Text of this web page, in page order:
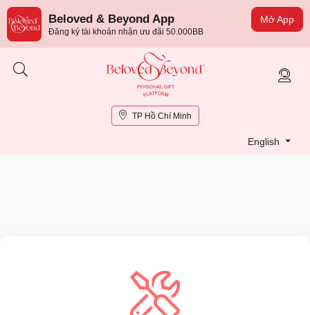
Mở App
Beloved & Beyond App
Đăng ký tài khoản nhận ưu đãi 50.000BB
TP Hồ Chí Minh
English